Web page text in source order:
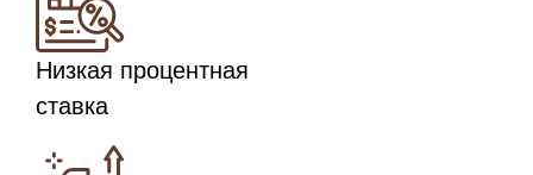
Низкая процентная
ставка